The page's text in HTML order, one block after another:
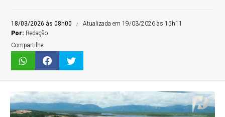
18/03/2026 às 08h00
Atualizada em 19/03/2026 às 15h11
Por: Redação
Compartilhe: